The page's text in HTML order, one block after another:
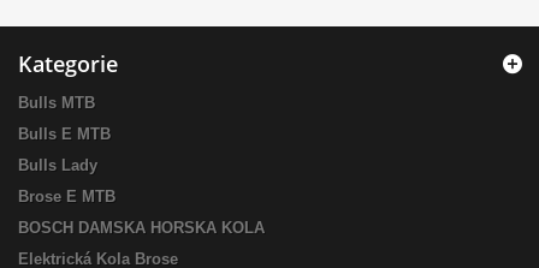
Kategorie
Bulls MTB
Bulls E MTB
Bulls Lady
Brose E MTB
BOSCH DAMSKA HORSKA KOLA
Elektrická Kola Brose